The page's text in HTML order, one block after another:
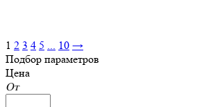
1 2 3 4 5 ... 10 →
Подбор параметров
Цена
От